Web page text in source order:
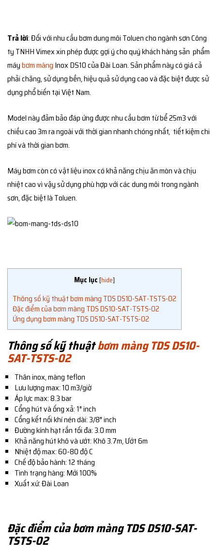
Trả lời: Đối với nhu cầu bơm dung môi Toluen cho ngành sơn Công
ty TNHH Vimex xin phép được gợi ý cho quý khách hàng sản phẩm
máybơm màng Inox DS10 của Đài Loan. Sản phẩm này có giá cả
phải chăng, sử dụng bền, hiệu quả sử dụng cao và đặc biệt được sử
dụng phổ biến tại Việt Nam.
Model này đảm bảo đáp ứng được nhu cầu bơm từ bể 25m3 với
chiều cao 3m ra ngoài với thời gian nhanh chóng nhất, tiết kiệm chi
phí và thời gian bơm.
Máy bơm còn có vật liệu inox có khả năng chịu ăn mòn và chịu
nhiệt cao vì vậy sử dụng phù hợp với các dung môi trong ngành
sơn, đặc biệt là Toluen.
Mục lục[hide]
Thông số kỹ thuật bơm màng TDS DS10-SAT-TSTS-02
Đặc điểm của bơm màng TDS DS10-SAT-TSTS-02
Ứng dụng bơm màng TDS DS10-SAT-TSTS-02
Thông số kỹ thuậtbơm màng TDS DS10-
SAT-TSTS-02
Thân inox, màng teflon
Lưu lượng max: 10 m3/giờ
Áp lực max: 8.3 bar
Cổng hút và ống xả: 1″ inch
Cổng kết nối khí nén dài: 3/8″ inch
Đường kính hạt rắn tối đa: 3.0 mm
Khả năng hút khô và ướt: Khô 3.7m, Ướt 6m
Nhiệt độ max: 60-80 độ C
Chế độ bảo hành: 12 tháng
Tình trạng hàng: Mới 100%
Xuất xứ: Đài Loan
Đặc điểm của bơm màng TDS DS10-SAT-
TSTS-02